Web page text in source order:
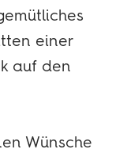
einer
auf den
Wünsche